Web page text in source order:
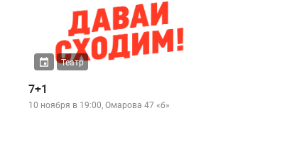
Театр
7+1
10 ноября в 19:00, Омарова 47 «б»